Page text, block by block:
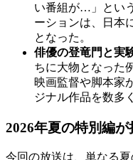
い番組が…」とい
ーションは、日本
となった。
俳優の登竜門と実
ちに大物となった
映画監督や脚本家
ジナル作品を数多
2026年夏の特別編が
今回の放送は、単なる